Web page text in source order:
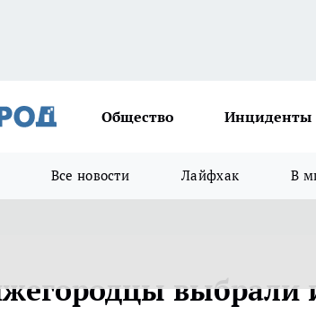
Общество Инциденты
Все новости Лайфхак В
выбрали